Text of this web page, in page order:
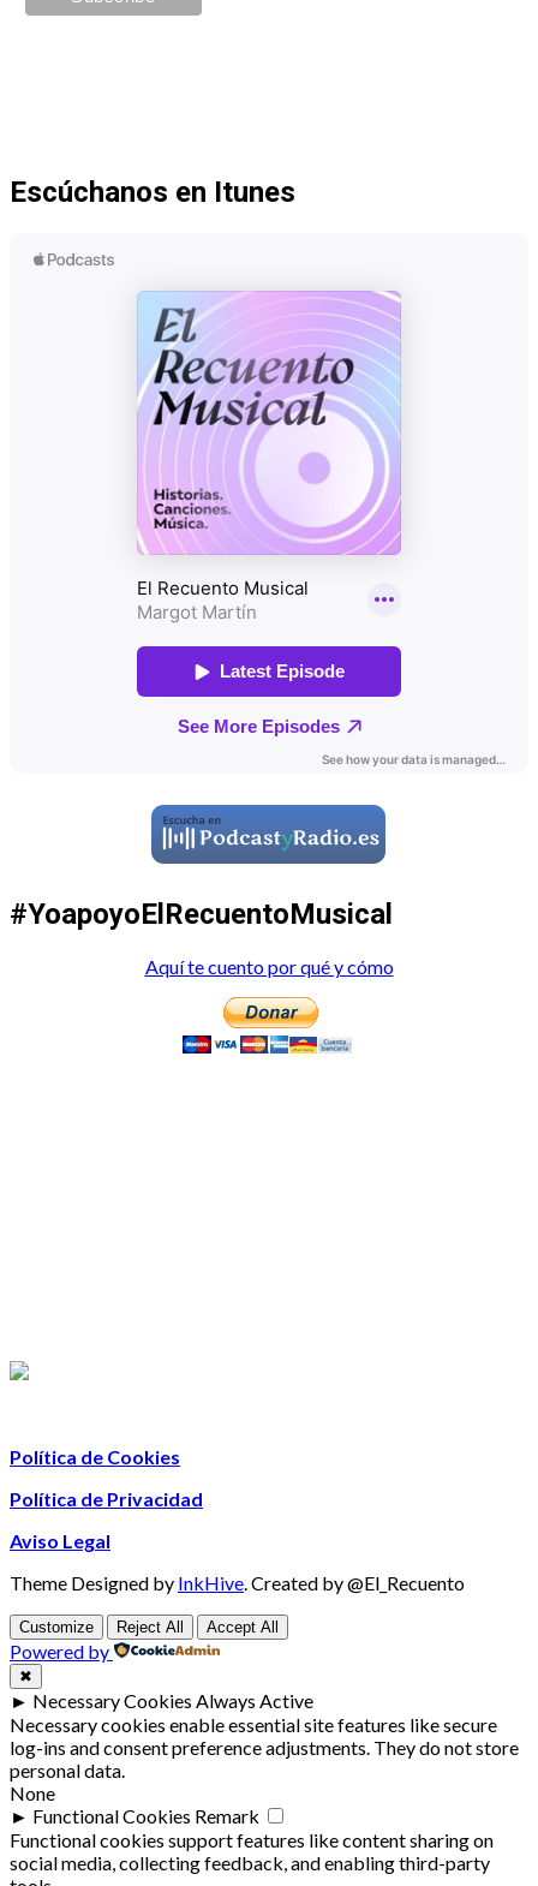
Escúchanos en Itunes
#YoapoyoElRecuentoMusical
Aquí te cuento por qué y cómo
Política de Cookies
Política de Privacidad
Aviso Legal
Theme Designed by InkHive.Created by @El_Recuento
Customize Reject All Accept All
Powered by
✖
► Necessary Cookies Always Active
Necessary cookies enable essential site features like secure
log-ins and consent preference adjustments. They do not store
personal data.
None
► Functional Cookies Remark
Functional cookies support features like content sharing on
social media, collecting feedback, and enabling third-party